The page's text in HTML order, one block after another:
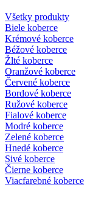
Všetky produkty
Biele koberce
Krémové koberce
Béžové koberce
Žlté koberce
Oranžové koberce
Červené koberce
Bordové koberce
Ružové koberce
Fialové koberce
Modré koberce
Zelené koberce
Hnedé koberce
Sivé koberce
Čierne koberce
Viacfarebné koberce